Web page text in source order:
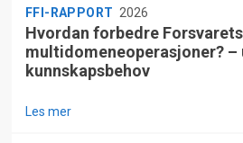
FFI-RAPPORT 2026
Hvordan forbedre
multidomeneoperasjoner?
kunnskapsbehov
Les mer